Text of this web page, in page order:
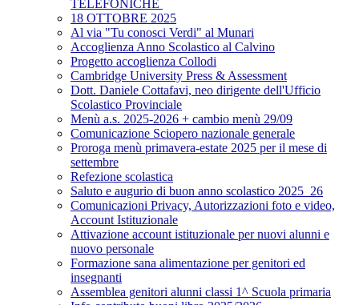
TELEFONICHE
18 OTTOBRE 2025
Al via "Tu conosci Verdi" al Munari
Accoglienza Anno Scolastico al Calvino
Progetto accoglienza Collodi
Cambridge University Press & Assessment
Dott. Daniele Cottafavi, neo dirigente dell'Ufficio
Scolastico Provinciale
Menù a.s. 2025-2026 + cambio menù 29/09
Comunicazione Sciopero nazionale generale
Proroga menù primavera-estate 2025 per il mese di
settembre
Refezione scolastica
Saluto e augurio di buon anno scolastico 2025_26
Comunicazioni Privacy, Autorizzazioni foto e video,
Account Istituzionale
Attivazione account istituzionale per nuovi alunni e
nuovo personale
Formazione sana alimentazione per genitori ed
insegnanti
Assemblea genitori alunni classi 1^ Scuola primaria